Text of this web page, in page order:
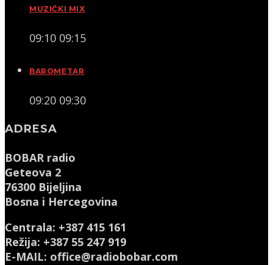
MUZIČKI MIX
09:10 09:15
BAROMETAR
09:20 09:30
ADRESA
BOBAR radio
Geteova 2
76300 Bijeljina
Bosna i Hercegovina
Centrala: +387 415 161
Režija: +387 55 247 919
E-MAIL: office@radiobobar.com